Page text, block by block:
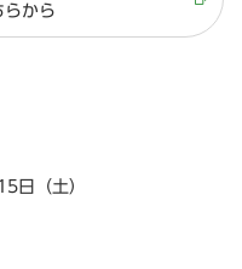
らから
日（土）